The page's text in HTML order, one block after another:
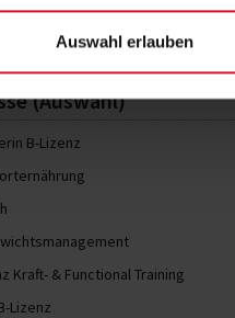
Auswahl erlauben
den Dozenten von
(Auswahl)
B-Lizenz
Kraft- & Functional Training
Lizenz